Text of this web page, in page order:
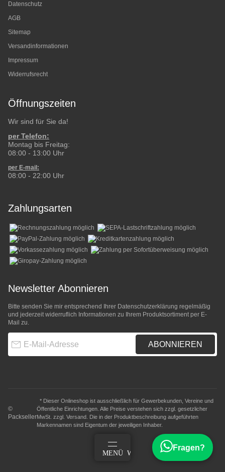
Datenschutz
AGB
Sitemap
Versandinformationen
Impressum
Widerrufsrecht
Öffnungszeiten
Wir sind für Sie da!
per Telefon:
Montag bis Freitag:
08:00 - 13:00 Uhr
per E-mail:
08:00 - 22:00 Uhr
Zahlungsarten
Newsletter Abonnieren
Bitte senden Sie mir entsprechend Ihrer Datenschutzerklärung regelmäßig
und jederzeit widerruflich Informationen zu Ihrem Produktsortiment per E-
Mail zu.
ABONNIEREN
©
Packseller
* Dieser Onlineshop ist ausschließlich für Gewerbekunden, Vereine und
Öffentliche Einrichtungen. Alle Preise verstehen sich zzgl. gesetzlicher
MwSt. zzgl. Versand . Die in der Produktbeschreibung aufgeführten
Markennamen sind Eigentum der jeweiligen Inhaber.
MENÜ WARENKORB
Fragen?